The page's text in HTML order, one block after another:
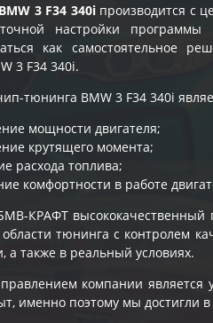
3 F34 340iпроизводится с
настройки
как самостоятельное
3 F34 340i.
тюнинга BMW 3 F34 340i
мощности двигателя;
крутящего момента;
расхода топлива;
комфортности в работе
КРАФТ
тюнинга с контролем
а также в реальный условиях.
компании
именно поэтому мы достигли